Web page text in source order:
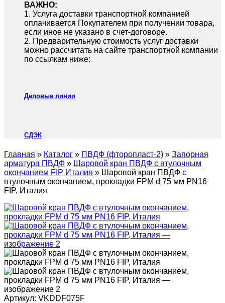
ВАЖНО:
1.⁠ ⁠Услуга доставки транспортной компанией
оплачивается Покупателем при получении товара,
если иное не указано в счет-договоре.
2.⁠ ⁠Предварительную стоимость услуг доставки
можно рассчитать на сайте транспортной компании
по ссылкам ниже:
Деловые линии
СДЭК
Главная » Каталог » ПВДФ (фторопласт-2) » Запорная
арматура ПВДФ » Шаровой кран ПВДФ с втулочным
окончанием FIP Италия » Шаровой кран ПВДФ с
втулочным окончанием, прокладки FPM d 75 мм PN16
FIP, Италия
Артикул: VKDDF075F